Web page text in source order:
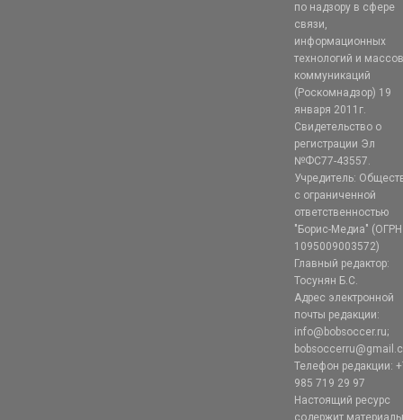
по надзору в сфере
связи,
информационных
технологий и
коммуникаций
(Роскомнадзор) 19
января 2011г.
Свидетельство о
регистрации Эл
№ФС77-43557.
Учредитель:
с ограниченной
ответственностью
"Борис-Медиа" (ОГРН
1095009003572)
Главный редактор:
Тосунян Б.С.
Адрес электронной
почты редакции:
info@bobsoccer.ru;
Телефон редакции:
985 719 29 97
Настоящий ресурс